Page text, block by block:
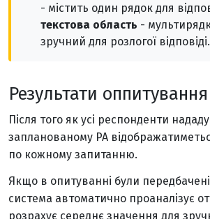
- містить один рядок для
текстова область -
зручний для розлогої відповіді.
Результати оппитування
Після того як усі респонденти
запланованому PA
по кожному запитанню.
Якщо в опитуванні були
система автоматично проаналізує
розрахує середнє значення для